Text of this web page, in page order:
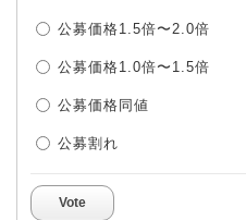
公募価格1.5倍〜2.0倍
公募価格1.0倍〜1.5倍
公募価格同値
公募割れ
Vote